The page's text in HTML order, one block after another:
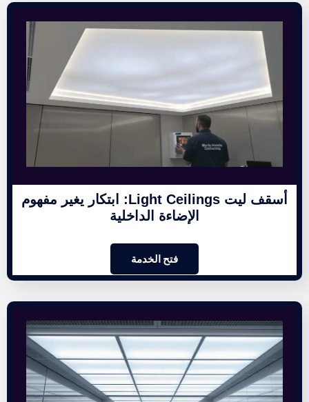
أسقف ليت Light Ceilings: ابتكار يغير مفهوم
الإضاءة الداخلية
فتح الخدمة